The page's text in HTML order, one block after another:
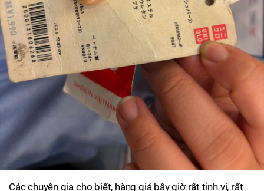
Các chuyên gia cho biết, hàng giả bây giờ rất tinh vi, rất